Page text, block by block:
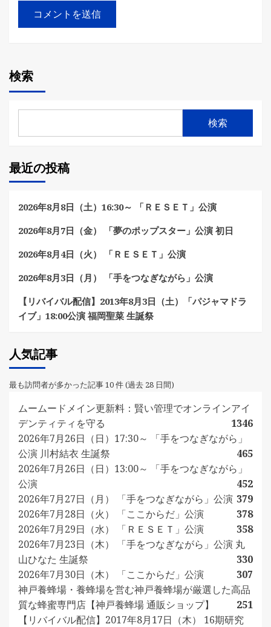
検索
検索
最近の投稿
2026年8月8日（土）16:30～ 「ＲＥＳＥＴ」公演
2026年8月7日（金） 「夢のポップスター」公演 初日
2026年8月4日（火） 「ＲＥＳＥＴ」公演
2026年8月3日（月） 「手をつなぎながら」公演
【リバイバル配信】2013年8月3日（土）「パジャマドラ
イブ」18:00公演 福岡聖菜 生誕祭
人気記事
最も訪問者が多かった記事 10 件 (過去 28 日間)
ムームードメイン更新料：賢い管理でオンラインアイ
デンティティを守る
1346
2026年7月26日（日）17:30～ 「手をつなぎながら」
公演 川村結衣 生誕祭
465
2026年7月26日（日）13:00～ 「手をつなぎながら」
公演
452
2026年7月27日（月） 「手をつなぎながら」公演 379
2026年7月28日（火） 「ここからだ」公演
378
2026年7月29日（水） 「ＲＥＳＥＴ」公演
358
2026年7月23日（木） 「手をつなぎながら」公演 丸
山ひなた 生誕祭
330
2026年7月30日（木） 「ここからだ」公演
307
神戸養蜂場・養蜂場を営む神戸養蜂場が厳選した高品
質な蜂蜜専門店【神戸養蜂場 通販ショップ】
251
【リバイバル配信】2017年8月17日（木） 16期研究